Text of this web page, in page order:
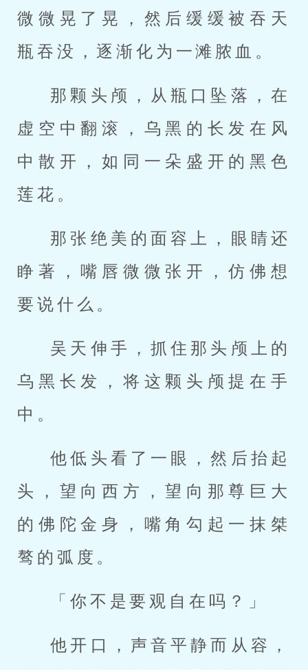
微微晃了晃，然后缓缓被吞天
瓶吞没，逐渐化为一滩脓血。
那颗头颅，从瓶口坠落，在
虚空中翻滚，乌黑的长发在风
中散开，如同一朵盛开的黑色
莲花。
那张绝美的面容上，眼睛还
睁著，嘴唇微微张开，仿佛想
要说什么。
吴天伸手，抓住那头颅上的
乌黑长发，将这颗头颅提在手
中。
他低头看了一眼，然后抬起
头，望向西方，望向那尊巨大
的佛陀金身，嘴角勾起一抹桀
骜的弧度。
「你不是要观自在吗？」
他开口，声音平静而从容，